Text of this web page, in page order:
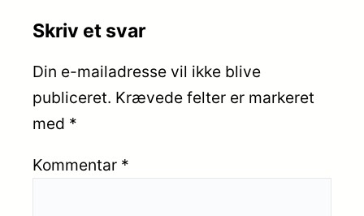
Skriv et svar
Din e-mailadresse vil ikke blive
publiceret. Krævede felter er markeret
med *
Kommentar *